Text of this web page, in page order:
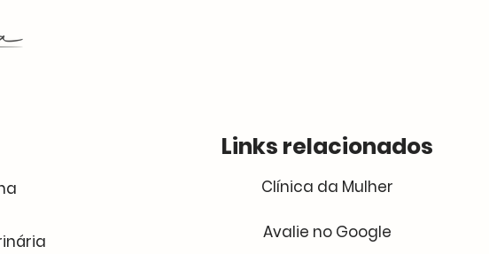
Links relacionados
Clínica da Mulher
Avalie no Google